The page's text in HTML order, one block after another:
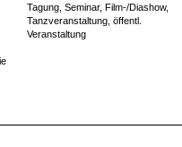
Tagung, Seminar, Film-/Diashow,
Tanzveranstaltung, öffentl.
Veranstaltung